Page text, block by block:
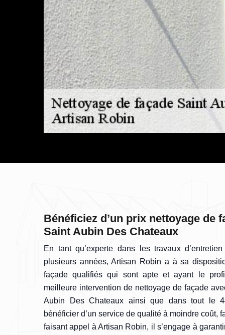
Bénéficiez d’un prix nettoyage de
Saint Aubin Des Chateaux
En tant qu’experte dans les travaux
plusieurs années, Artisan Robin a à sa
façade qualifiés qui sont apte et ayant le
meilleure intervention de nettoyage de façade
Aubin Des Chateaux ainsi que dans tout le
bénéficier d’un service de qualité à moindre coût,
faisant appel à Artisan Robin, il s’engage à